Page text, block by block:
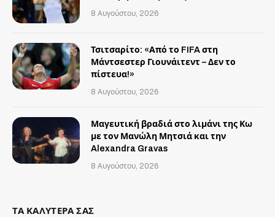
8 Αυγούστου, 2026
Τσιτσαρίτο: «Από το FIFA στη
Μάντσεστερ Γιουνάιτεντ – Δεν το
πίστευα!»
8 Αυγούστου, 2026
Μαγευτική βραδιά στο λιμάνι της Κω
με τον Μανώλη Μητσιά και την
Alexandra Gravas
8 Αυγούστου, 2026
ΤΑ ΚΑΛΥΤΕΡΑ ΣΑΣ